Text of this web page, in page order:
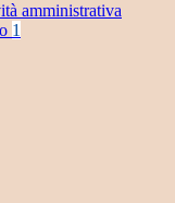
amministrativa
1